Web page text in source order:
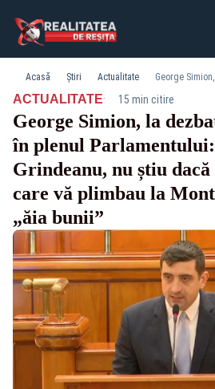
Acasă Știri Actualitate
ACTUALITATE· 15 min citire
George Simion, la
în plenul
Grindeanu, nu știu
care vă plimbau la
„ăia bunii”